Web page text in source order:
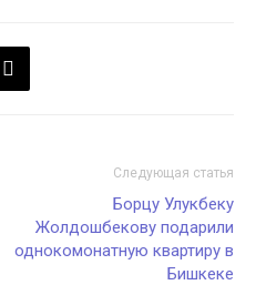
Следующая статья
Борцу Улукбеку
Жолдошбекову подарили
однокомонатную квартиру в
Бишкеке